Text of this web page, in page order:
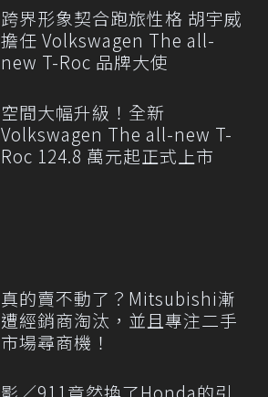
跨界形象契合跑旅性格 胡宇威
擔任 Volkswagen The all-
new T-Roc 品牌大使
空間大幅升級！全新
Volkswagen The all-new T-
Roc 124.8 萬元起正式上市
真的賣不動了？Mitsubishi漸
遭經銷商淘汰，並且專注二手
市場尋商機！